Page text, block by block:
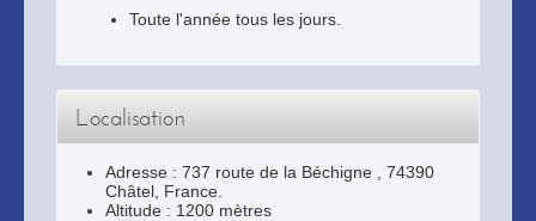
Toute l'année tous les jours.
Localisation
Adresse : 737 route de la Béchigne
74390
Châtel , France.
Altitude : 1200 mètres